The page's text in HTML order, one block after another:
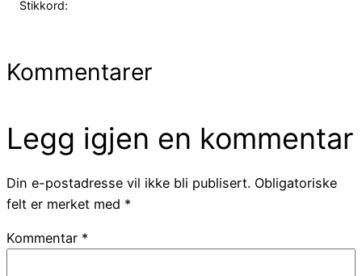
Stikkord:
Kommentarer
Legg igjen en kommentar
Din e-postadresse vil ikke bli publisert. Obligatoriske
felt er merket med *
Kommentar *